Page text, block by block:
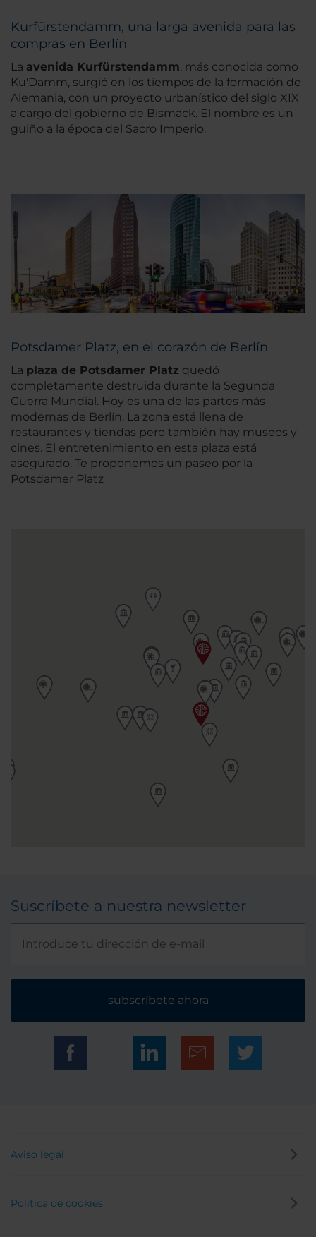
Kurfürstendamm, una larga avenida para las
compras en Berlín
La avenida Kurfürstendamm, más conocida como
Ku'Damm, surgió en los tiempos de la formación de
Alemania, con un proyecto urbanístico del siglo XIX
a cargo del gobierno de Bismack. El nombre es un
guiño a la época del Sacro Imperio.
Potsdamer Platz, en el corazón de Berlín
La plaza de Potsdamer Platz quedó
completamente destruida durante la Segunda
Guerra Mundial. Hoy es una de las partes más
modernas de Berlín. La zona está llena de
restaurantes y tiendas pero también hay museos y
cines. El entretenimiento en esta plaza está
asegurado. Te proponemos un paseo por la
Potsdamer Platz
Suscríbete a nuestra newsletter
subscríbete ahora
Aviso legal
Política de cookies